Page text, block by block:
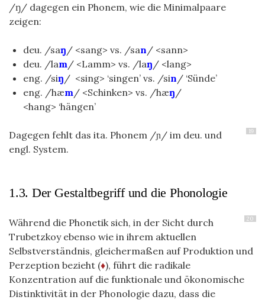
/ŋ/ dagegen ein Phonem, wie die Minimalpaare
zeigen:
deu. /saŋ / <sang> vs. /san / <sann>
deu. /lam / <Lamm> vs. /laŋ / <lang>
eng. /siŋ / <sing> ‘singen’ vs. /sin / ‘Sünde’
eng. /hæm / <Schinken> vs. /hæŋ /
<hang> ‘hängen’
19
Dagegen fehlt das ita. Phonem /ɲ/ im deu. und
engl. System.
1.3. Der Gestaltbegriff und die Phonologie
20
Während die Phonetik sich, in der Sicht durch
Trubetzkoy ebenso wie in ihrem aktuellen
Selbstverständnis, gleichermaßen auf Produktion und
Perzeption bezieht (♦), führt die radikale
Konzentration auf die funktionale und ökonomische
Distinktivität in der Phonologie dazu, dass die